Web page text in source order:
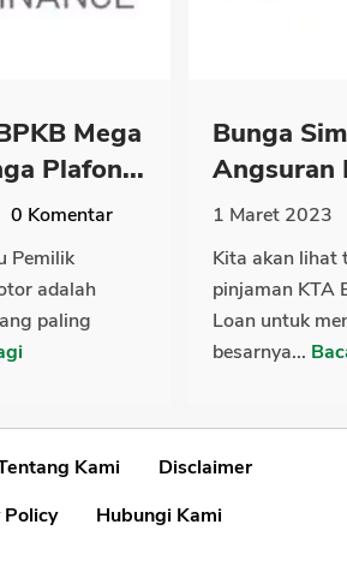
Mega
Plafon...
0 Komentar
Pemilik
adalah
paling
Bunga
Angsuran
1 Maret 2023
Kita akan lihat
pinjaman KTA
Loan untuk
besarnya...
Kami
Disclaimer
Hubungi Kami